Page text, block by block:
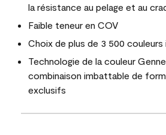
la résistance au pelage et au
Faible teneur en COV
Choix de plus de 3 500 couleurs
Technologie de la couleur
combinaison imbattable de
exclusifs